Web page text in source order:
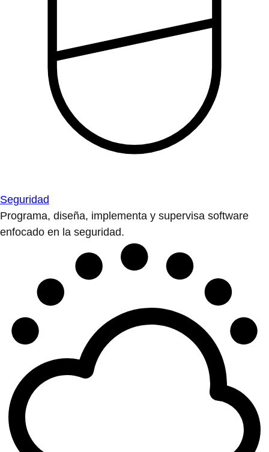
Seguridad
Programa, diseña, implementa y supervisa software
enfocado en la seguridad.